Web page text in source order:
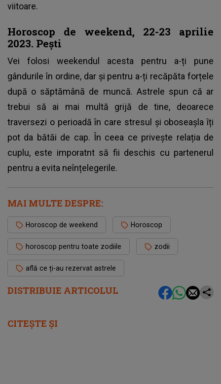
DISTRIBUIE ARTICOLUL
viitoare.
Horoscop de weekend, 22-23 aprilie
2023. Pești
Vei folosi weekendul acesta pentru a-ți pune
gândurile în ordine, dar și pentru a-ți recăpăta forțele
după o săptămână de muncă. Astrele spun că ar
trebui să ai mai multă grijă de tine, deoarece
traversezi o perioadă în care stresul și oboseașla îți
pot da bătăi de cap. În ceea ce privește relația de
cuplu, este imporatnt să fii deschis cu partenerul
pentru a evita neînțelegerile.
MAI MULTE DESPRE:
Horoscop de weekend Horoscop
horoscop pentru toate zodiile zodii
află ce ți-au rezervat astrele
CITEȘTE ȘI